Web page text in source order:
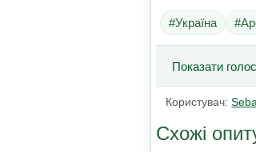
#Україна
Показати
Користувач:
Схожі